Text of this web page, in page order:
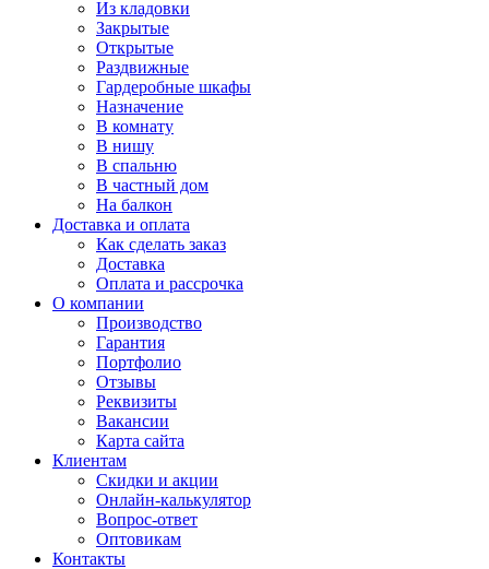
Из кладовки
Закрытые
Открытые
Раздвижные
Гардеробные шкафы
Назначение
В комнату
В нишу
В спальню
В частный дом
На балкон
Доставка и оплата
Как сделать заказ
Доставка
Оплата и рассрочка
О компании
Производство
Гарантия
Портфолио
Отзывы
Реквизиты
Вакансии
Карта сайта
Клиентам
Скидки и акции
Онлайн-калькулятор
Вопрос-ответ
Оптовикам
Контакты